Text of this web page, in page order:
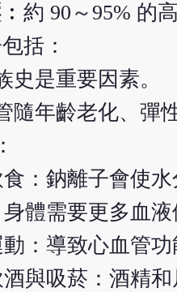
約 90～95% 的
括：
史是重要因素。
隨年齡老化、彈
：鈉離子會使水
體需要更多血液
：導致心血管功
與吸菸：酒精